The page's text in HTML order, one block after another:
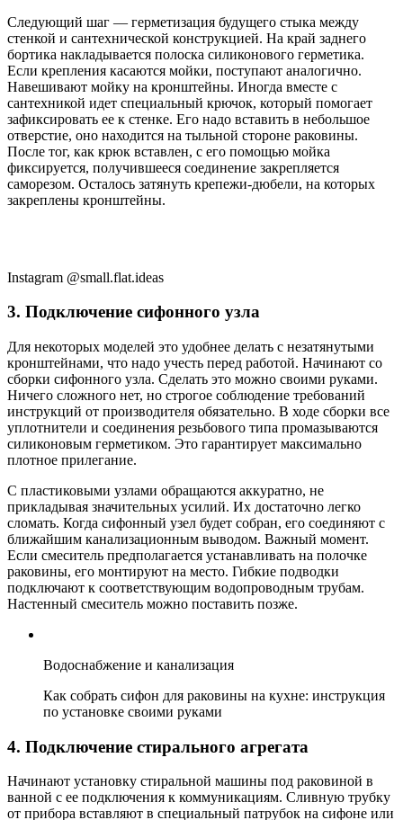
Следующий шаг — герметизация будущего стыка между
стенкой и сантехнической конструкцией. На край заднего
бортика накладывается полоска силиконового герметика.
Если крепления касаются мойки, поступают аналогично.
Навешивают мойку на кронштейны. Иногда вместе с
сантехникой идет специальный крючок, который помогает
зафиксировать ее к стенке. Его надо вставить в небольшое
отверстие, оно находится на тыльной стороне раковины.
После тог, как крюк вставлен, с его помощью мойка
фиксируется, получившееся соединение закрепляется
саморезом. Осталось затянуть крепежи-дюбели, на которых
закреплены кронштейны.
Instagram @small.flat.ideas
3. Подключение сифонного узла
Для некоторых моделей это удобнее делать с незатянутыми
кронштейнами, что надо учесть перед работой. Начинают со
сборки сифонного узла. Сделать это можно своими руками.
Ничего сложного нет, но строгое соблюдение требований
инструкций от производителя обязательно. В ходе сборки все
уплотнители и соединения резьбового типа промазываются
силиконовым герметиком. Это гарантирует максимально
плотное прилегание.
С пластиковыми узлами обращаются аккуратно, не
прикладывая значительных усилий. Их достаточно легко
сломать. Когда сифонный узел будет собран, его соединяют с
ближайшим канализационным выводом. Важный момент.
Если смеситель предполагается устанавливать на полочке
раковины, его монтируют на место. Гибкие подводки
подключают к соответствующим водопроводным трубам.
Настенный смеситель можно поставить позже.
Водоснабжение и канализация
Как собрать сифон для раковины на кухне: инструкция
по установке своими руками
4. Подключение стирального агрегата
Начинают установку стиральной машины под раковиной в
ванной с ее подключения к коммуникациям. Сливную трубку
от прибора вставляют в специальный патрубок на сифоне или